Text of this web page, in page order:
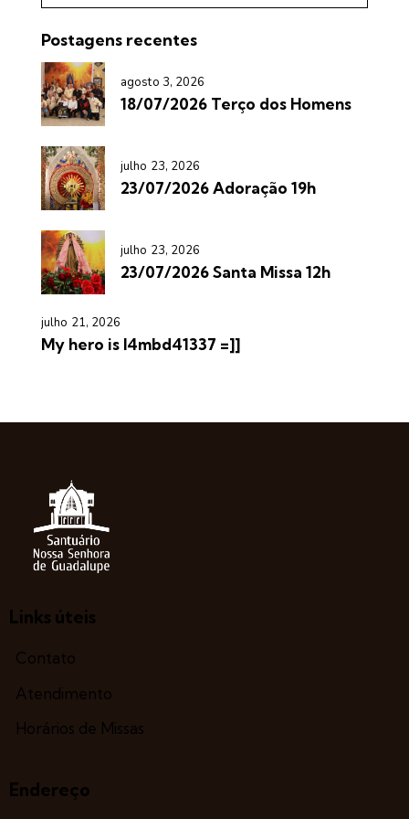
Postagens recentes
agosto 3, 2026
18/07/2026 Terço dos Homens
julho 23, 2026
23/07/2026 Adoração 19h
julho 23, 2026
23/07/2026 Santa Missa 12h
julho 21, 2026
My hero is l4mbd41337 =]]
Links úteis
Contato
Atendimento
Horários de Missas
Endereço